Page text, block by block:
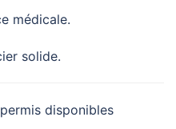
médicale.
solide.
disponibles